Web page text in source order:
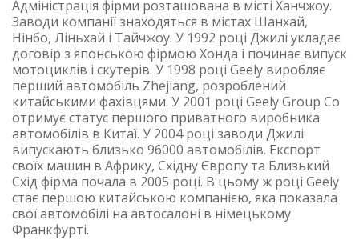
Адміністрація фірми розташована в місті Ханчжоу.
Заводи компанії знаходяться в містах Шанхай,
Нінбо, Ліньхай і Тайчжоу. У 1992 році Джилі укладає
договір з японською фірмою Хонда і починає випуск
мотоциклів і скутерів. У 1998 році Geely виробляє
перший автомобіль Zhejiang, розроблений
китайськими фахівцями. У 2001 році Geely Group Co
отримує статус першого приватного виробника
автомобілів в Китаї. У 2004 році заводи Джилі
випускають близько 96000 автомобілів. Експорт
своїх машин в Африку, Східну Європу та Близький
Схід фірма почала в 2005 році. В цьому ж році Geely
стає першою китайською компанією, яка показала
свої автомобілі на автосалоні в німецькому
Франкфурті.